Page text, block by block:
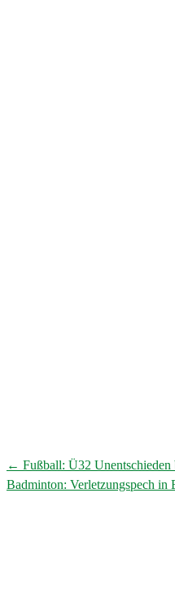
Post
← Fußball: Ü32
Badminton: Verletzungspech in